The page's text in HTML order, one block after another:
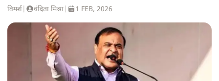
विमर्श वंदिता मिश्रा 1 FEB, 2026